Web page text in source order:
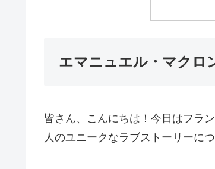
エマニュエル・マクロ
皆さん、こんにちは！今日はフラ
人のユニークなラブストーリーに